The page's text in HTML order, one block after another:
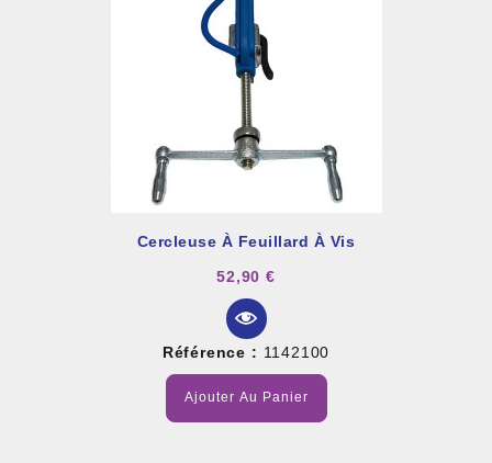
Cercleuse À Feuillard À Vis
52,90 €
Référence : 1142100
Ajouter Au Panier